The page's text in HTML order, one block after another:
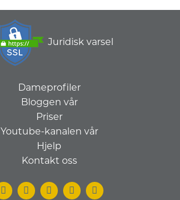
Juridisk varsel
Dameprofiler
Bloggen vår
Priser
Youtube-kanalen vår
Hjelp
Kontakt oss